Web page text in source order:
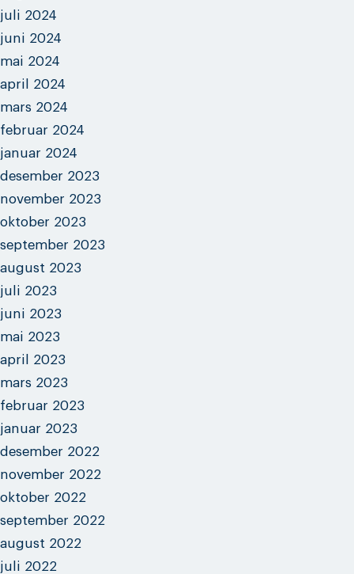
juli 2024
juni 2024
mai 2024
april 2024
mars 2024
februar 2024
januar 2024
desember 2023
november 2023
oktober 2023
september 2023
august 2023
juli 2023
juni 2023
mai 2023
april 2023
mars 2023
februar 2023
januar 2023
desember 2022
november 2022
oktober 2022
september 2022
august 2022
juli 2022